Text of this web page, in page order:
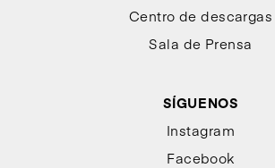
Centro de descargas
Sala de Prensa
SÍGUENOS
Instagram
Facebook